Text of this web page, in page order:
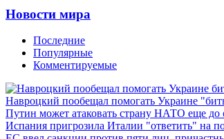
Новости мира
Последние
Популярные
Комментируемые
Навроцкий пообещал помогать Украине
Путин может атаковать страну НАТО еще
Испания пригрозила Италии "ответить" на